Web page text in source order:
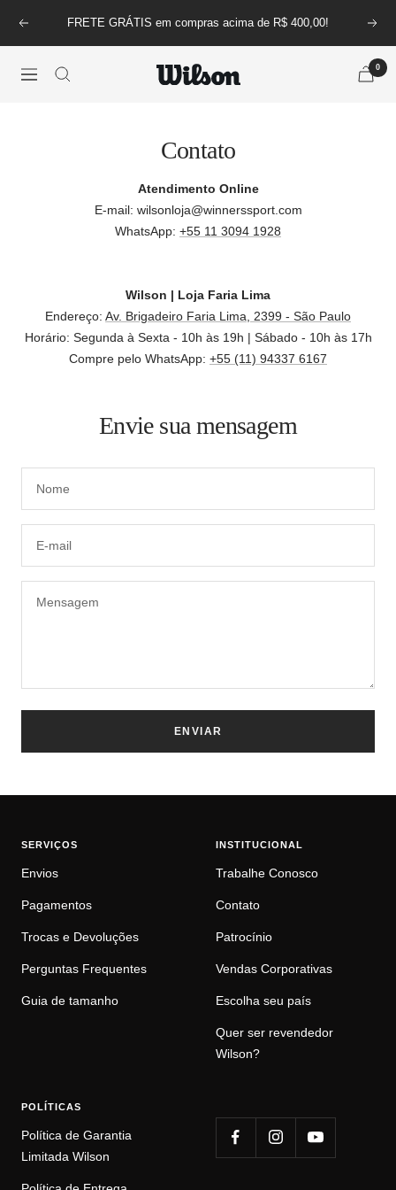
para
conteúdo
Anterior FRETE GRÁTIS em compras acima de R$ 400,00!
Navegação
Wilson
0
Contato
Atendimento Online
E-mail: wilsonloja@winnerssport.com
WhatsApp: +55 11 3094 1928
Wilson | Loja Faria Lima
Endereço: Av. Brigadeiro Faria Lima, 2399 - São Paulo
Horário: Segunda à Sexta - 10h às 19h | Sábado - 10h às 17h
Compre pelo WhatsApp: +55 (11) 94337 6167
Envie sua mensagem
Nome
E-mail
Mensagem
ENVIAR
SERVIÇOS
Envios
Pagamentos
Trocas e Devoluções
Perguntas Frequentes
Guia de tamanho
INSTITUCIONAL
Trabalhe Conosco
Contato
Patrocínio
Vendas Corporativas
Escolha seu país
Quer ser revendedor
Wilson?
POLÍTICAS
Política de Garantia
Limitada Wilson